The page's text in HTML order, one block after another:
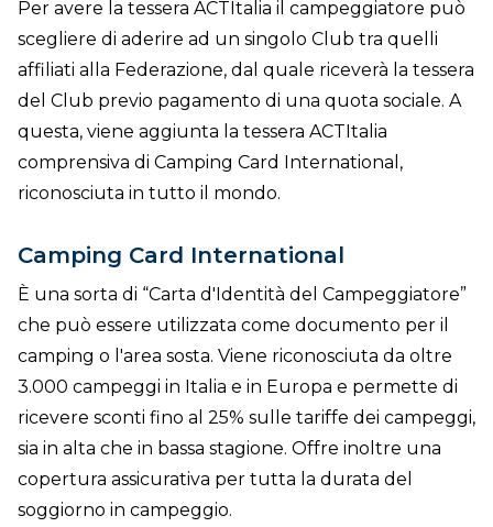
Per avere la tessera ACTItalia il campeggiatore può
scegliere di aderire ad un singolo Club tra quelli
affiliati alla Federazione, dal quale riceverà la tessera
del Club previo pagamento di una quota sociale. A
questa, viene aggiunta la tessera ACTItalia
comprensiva di Camping Card International,
riconosciuta in tutto il mondo.
Camping Card International
È una sorta di “Carta d'Identità del Campeggiatore”
che può essere utilizzata come documento per il
camping o l'area sosta. Viene riconosciuta da oltre
3.000 campeggi in Italia e in Europa e permette di
ricevere sconti fino al 25% sulle tariffe dei campeggi,
sia in alta che in bassa stagione. Offre inoltre una
copertura assicurativa per tutta la durata del
soggiorno in campeggio.